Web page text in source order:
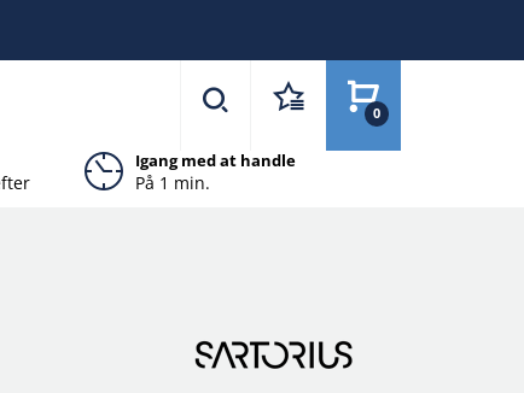
0
Igang med at handle
På 1 min.